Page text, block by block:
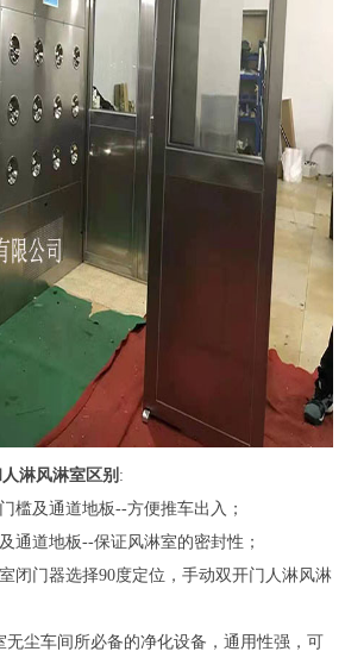
淋风淋室区别 :
槛及通道地板--方便推车出入；
通道地板--保证风淋室的密封性；
闭门器选择90度定位，手动双开门人淋风淋
无尘车间所必备的净化设备，通用性强，可